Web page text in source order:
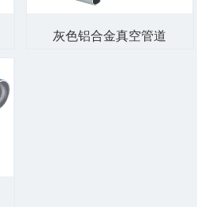
灰色铝合金真空管道